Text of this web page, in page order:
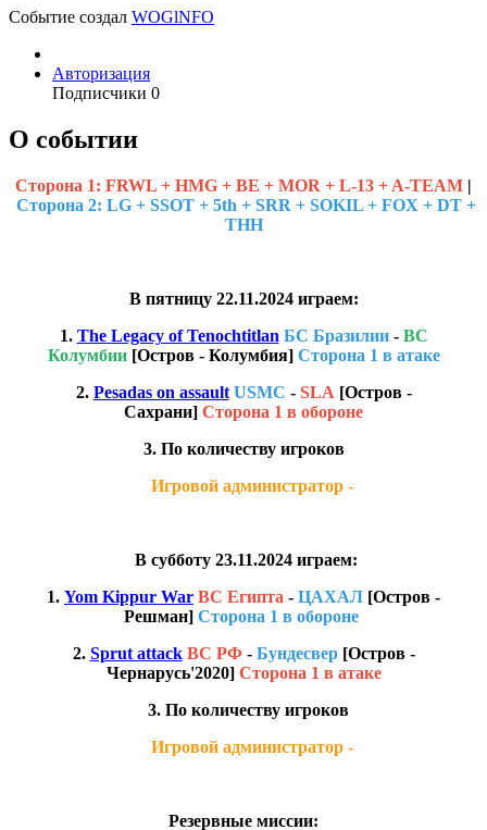
Событие создал WOGlNFO
Авторизация
Подписчики 0
О событии
Cторона 1: FRWL + HMG + BE + MOR + L-13 + A-TEAM |
Сторона 2: LG + SSOT + 5th + SRR + SOKIL + FOX + DT +
ТНН
В пятницу 22.11.2024 играем:
1. The Legacy of Tenochtitlan БС Бразилии - ВС
Колумбии [Остров - Колумбия]Сторона 1 в атаке
2. Pesadas on assault USMC -SLA [Остров -
Сахрани] Сторона 1 в обороне
3. По количеству игроков
Игровой администратор -
В субботу 23.11.2024 играем:
1. Yom Kippur War ВС Египта - ЦАХАЛ [Остров -
Решман] Сторона 1 в обороне
2. Sprut attack ВС РФ - Бундесвер [Остров -
Чернарусь'2020] Сторона 1 в атаке
3. По количеству игроков
Игровой администратор -
Резервные миссии: